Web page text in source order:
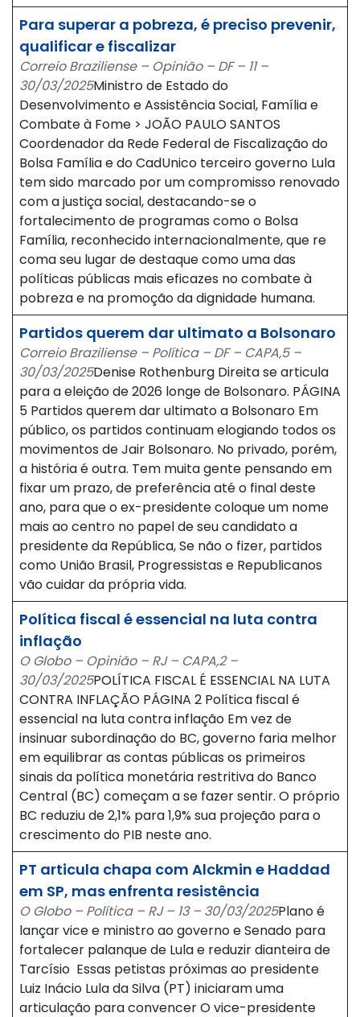
Para superar a pobreza, é preciso prevenir,
qualificar e fiscalizar
Correio Braziliense – Opinião – DF – 11 –
30/03/2025Ministro de Estado do
Desenvolvimento e Assistência Social, Família e
Combate à Fome > JOÃO PAULO SANTOS
Coordenador da Rede Federal de Fiscalização do
Bolsa Família e do CadUnico terceiro governo Lula
tem sido marcado por um compromisso renovado
com a justiça social, destacando-se o
fortalecimento de programas como o Bolsa
Família, reconhecido internacionalmente, que re
coma seu lugar de destaque como uma das
políticas públicas mais eficazes no combate à
pobreza e na promoção da dignidade humana.
Partidos querem dar ultimato a Bolsonaro
Correio Braziliense – Política – DF – CAPA,5 –
30/03/2025Denise Rothenburg Direita se articula
para a eleição de 2026 longe de Bolsonaro. PÁGINA
5 Partidos querem dar ultimato a Bolsonaro Em
público, os partidos continuam elogiando todos os
movimentos de Jair Bolsonaro. No privado, porém,
a história é outra. Tem muita gente pensando em
fixar um prazo, de preferência até o final deste
ano, para que o ex-presidente coloque um nome
mais ao centro no papel de seu candidato a
presidente da República, Se não o fizer, partidos
como União Brasil, Progressistas e Republicanos
vão cuidar da própria vida.
Política fiscal é essencial na luta contra
inflação
O Globo – Opinião – RJ – CAPA,2 –
30/03/2025POLÍTICA FISCAL É ESSENCIAL NA LUTA
CONTRA INFLAÇÃO PÁGINA 2 Política fiscal é
essencial na luta contra inflação Em vez de
insinuar subordinação do BC, governo faria melhor
em equilibrar as contas públicas os primeiros
sinais da política monetária restritiva do Banco
Central (BC) começam a se fazer sentir. O próprio
BC reduziu de 2,1% para 1,9% sua projeção para o
crescimento do PIB neste ano.
PT articula chapa com Alckmin e Haddad
em SP, mas enfrenta resistência
O Globo – Política – RJ – 13 – 30/03/2025Plano é
lançar vice e ministro ao governo e Senado para
fortalecer palanque de Lula e reduzir dianteira de
Tarcísio Essas petistas próximas ao presidente
Luiz Inácio Lula da Silva (PT) iniciaram uma
articulação para convencer O vice-presidente